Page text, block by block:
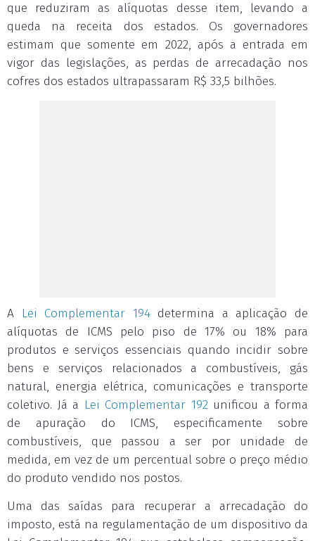
que reduziram as alíquotas desse item, levando a
queda na receita dos estados. Os governadores
estimam que somente em 2022, após a entrada em
vigor das legislações, as perdas de arrecadação nos
cofres dos estados ultrapassaram R$ 33,5 bilhões.
A Lei Complementar 194determina a aplicação de
alíquotas de ICMS pelo piso de 17% ou 18% para
produtos e serviços essenciais quando incidir sobre
bens e serviços relacionados a combustíveis, gás
natural, energia elétrica, comunicações e transporte
coletivo. Já a Lei Complementar 192unificou a forma
de apuração do ICMS, especificamente sobre
combustíveis, que passou a ser por unidade de
medida, em vez de um percentual sobre o preço médio
do produto vendido nos postos.
Uma das saídas para recuperar a arrecadação do
imposto, está na regulamentação de um dispositivo da